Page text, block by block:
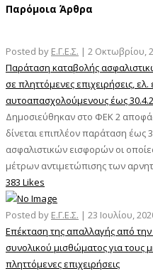
Παρόμοια Άρθρα
Posted by Ε.Γ.Ε.Σ. | 2 Οκτωβρίου,
Παράταση καταβολής
σε πληττόμενες επιχειρήσεις, ελ.
αυτοαπασχολούμενους έως
Δημοσιεύθηκαν στο ΦΕΚ 2
δίνεται επιπλέον παράταση έως
ασφαλιστικών εισφορών οι
μέτρων αντιμετώπισης των
383 Likes
Posted by Ε.Γ.Ε.Σ. | 23 Ιουλίου,
Επέκταση της απαλλαγής από
συνολικού μισθώματος για τους
πληττόμενες επιχειρήσεις